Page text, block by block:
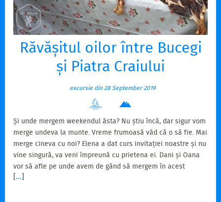
Răvășitul oilor între Bucegi
și Piatra Craiului
excursie din 28 September 2019
Și unde mergem weekendul ăsta? Nu știu încă, dar sigur vom
merge undeva la munte. Vreme frumoasă văd că o să fie. Mai
merge cineva cu noi? Elena a dat curs invitației noastre și nu
vine singură, va veni împreună cu prietena ei. Dani și Oana
vor să afle pe unde avem de gând să mergem în acest
weekend că li s-a făcut și lor dor de munte. Se mai alătură
[...]